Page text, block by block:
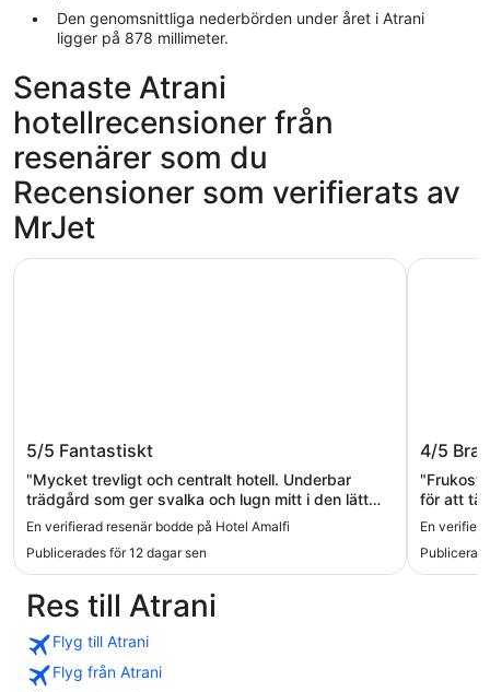
Den genomsnittliga nederbörden under året i Atrani
ligger på 878 millimeter.
Senaste Atrani
hotellrecensioner från
resenärer som du
Recensioner som verifierats av
MrJet
Hotel Amalfi
5/5 Fantastiskt
"Mycket trevligt och centralt hotell. Underbar
trädgård som ger svalka och lugn mitt i den lätt
kaotiska staden. Bra frukost med stort utbud uppe
på takterrassen där man kan sitta inne eller ute.
Nyrenoverat rum med bra badrum, skön säng och
effektiv luftkonditionering. Mycket trevligt
personal överallt. Ligger extremt centralt men ett
kvarter innanför huvudgatan, räkna med att gå
sista lilla biten till hotellet genom smala gränder.
Detta har fördelen att det är tyst och lugnt. Hit
återvänder vi gärna!"
En verifierad resenär bodde på Hotel Amalfi
Publicerades för 12 dagar sen
Hotel Amalfi
4/5 Bra
för att täcka vårt
strykjärn
gjorde
att det
En
Majestic
Res till Atrani
Flyg till Atrani
Flyg från Atrani